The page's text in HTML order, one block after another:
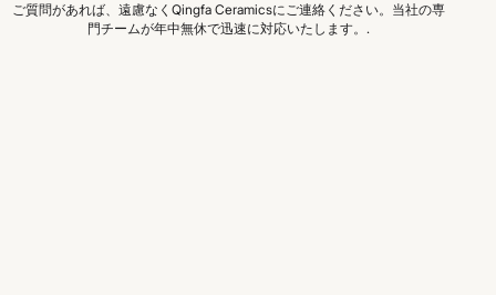
ご質問があれば、遠慮なくQingfa Ceramicsにご連絡ください。当社の専
門チームが年中無休で迅速に対応いたします。.